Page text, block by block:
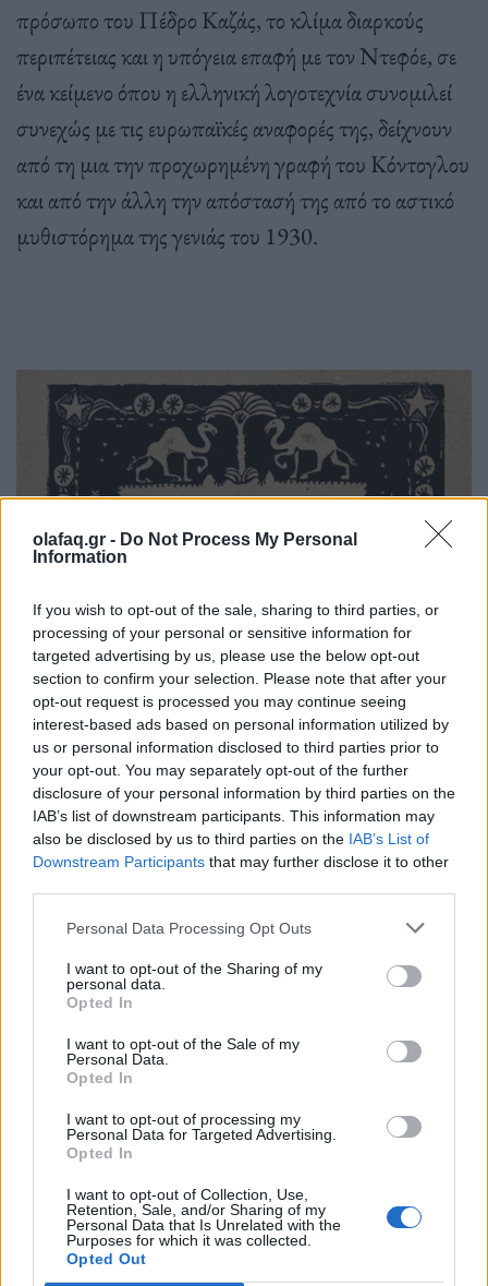
olafaq.gr - Do Not Process My Personal
Information
If you wish to opt-out of the sale, sharing to third parties, or
processing of your personal or sensitive information for
targeted advertising by us, please use the below opt-out
section to confirm your selection. Please note that after your
opt-out request is processed you may continue seeing
interest-based ads based on personal information utilized by
us or personal information disclosed to third parties prior to
your opt-out. You may separately opt-out of the further
disclosure of your personal information by third parties on the
IAB’s list of downstream participants. This information may
also be disclosed by us to third parties on the IAB’s List of
Downstream Participants that may further disclose it to other
Personal Data Processing Opt Outs
I want to opt-out of the Sharing of my
personal data.
Opted In
I want to opt-out of the Sale of my
Personal Data.
Opted In
I want to opt-out of processing my
Personal Data for Targeted Advertising.
Opted In
I want to opt-out of Collection, Use,
Retention, Sale, and/or Sharing of my
Personal Data that Is Unrelated with the
Purposes for which it was collected.
Opted Out
πρόσωπο του Πέδρο Καζάς, το κλίμα διαρκούς
περιπέτειας και η υπόγεια επαφή με τον Ντεφόε, σε
ένα κείμενο όπου η ελληνική λογοτεχνία συνομιλεί
συνεχώς με τις ευρωπαϊκές αναφορές της, δείχνουν
από τη μια την προχωρημένη γραφή του Κόντογλου
και από την άλλη την απόστασή της από το αστικό
μυθιστόρημα της γενιάς του 1930.
«Βασάντα» (1924), που συστεγάζουν
ίδιο τόμο (ένα ακόμα νεωτερικό στοιχείο), με έναν
πρωταγωνιστή ο οποίος ζει σε έναν κάπως